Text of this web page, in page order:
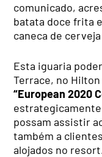
comunicado,
batata doce frita
caneca de cerveja
Esta iguaria
Terrace, no
“European 2020
possam assistir
também a
alojados no